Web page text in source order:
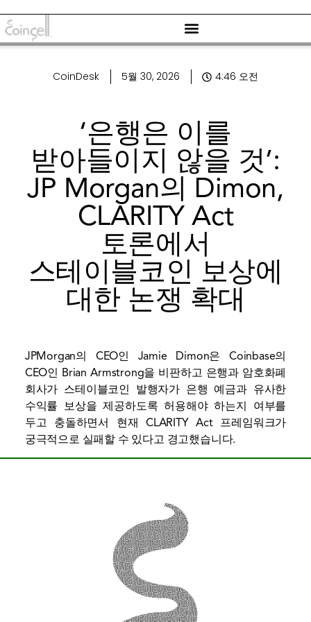
CoinDesk 5월 30, 2026 4:46 오전
‘은행은 이를
받아들이지 않을 것’:
JP Morgan의 Dimon,
CLARITY Act
토론에서
스테이블코인 보상에
대한 논쟁 확대
JPMorgan의 CEO인 Jamie Dimon은 Coinbase의
CEO인 Brian Armstrong을 비판하고 은행과 암호화폐
회사가 스테이블코인 발행자가 은행 예금과 유사한
수익률 보상을 제공하도록 허용해야 하는지 여부를
두고 충돌하면서 현재 CLARITY Act 프레임워크가
궁극적으로 실패할 수 있다고 경고했습니다.